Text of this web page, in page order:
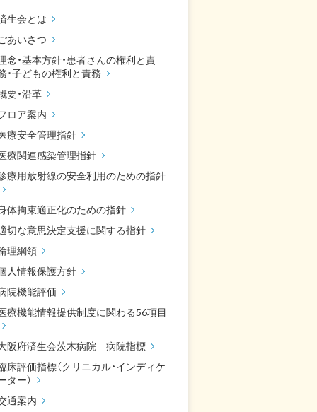
生会とは
あいさつ
念・基本方針・患者さんの権利と責
・子どもの権利と責務
要・沿革
ロア案内
療安全管理指針
療関連感染管理指針
療用放射線の安全利用のための指針
体拘束適正化のための指針
切な意思決定支援に関する指針
理綱領
人情報保護方針
院機能評価
療機能情報提供制度に関わる56項目
阪府済生会茨木病院 病院指標
床評価指標（クリニカル・インディケ
ター）
通案内